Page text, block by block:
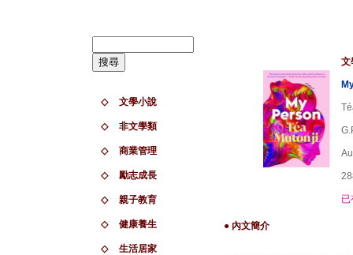
◇ 文學小說
◇ 非文學類
◇ 商業管理
◇ 勵志成長
◇ 親子教育
◇ 健康養生
◇ 生活居家
文
● 內文簡介